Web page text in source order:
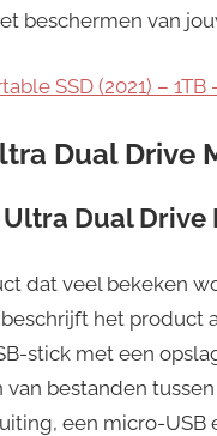
beschermen van
SSD (2021) –
Dual Drive
Dual Drive
dat veel bekeken
het product
stick met een
bestanden
een micro-USB